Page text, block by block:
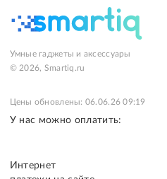
Умные гаджеты и аксессуары
© 2026, Smartiq.ru
Цены обновлены: 06.06.26 09:19
У нас можно оплатить:
Интернет